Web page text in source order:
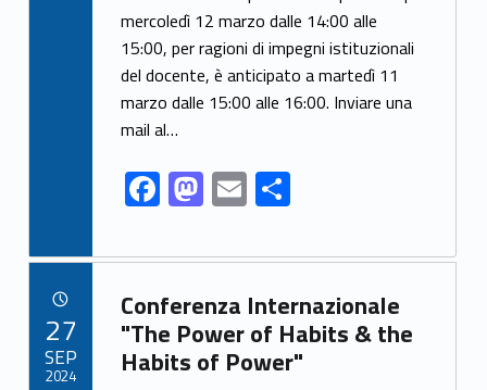
e
b
o
o
k
to
d
o
ai
l
ar
e
mercoledì 12 marzo dalle 14:00 alle
15:00, per ragioni di impegni istituzionali
del docente, è anticipato a martedì 11
marzo dalle 15:00 alle 16:00. Inviare una
mail al…
F
ac
e
b
o
o
M
as
to
d
o
n
E
m
ai
l
S
ar
e
Link identifier archive #link-archive-61651
Conferenza Internazionale
"The Power of Habits & the
Habits of Power"
27
SEP
2024